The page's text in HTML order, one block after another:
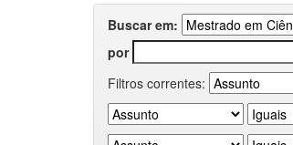
Buscar em:
por
Filtros correntes: